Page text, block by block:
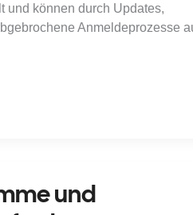
und können durch Updates,
Anmeldeprozesse
und